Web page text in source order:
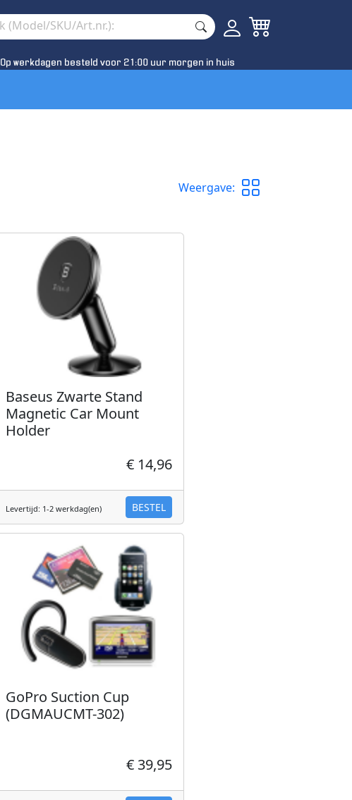
Op werkdagen besteld voor 21:00 uur morgen in huis
Weergave:
Baseus Zwarte Stand
Magnetic Car Mount
Holder
€ 14,96
Levertijd: 1-2 werkdag(en) BESTEL
GoPro Suction Cup
(DGMAUCMT-302)
€ 39,95